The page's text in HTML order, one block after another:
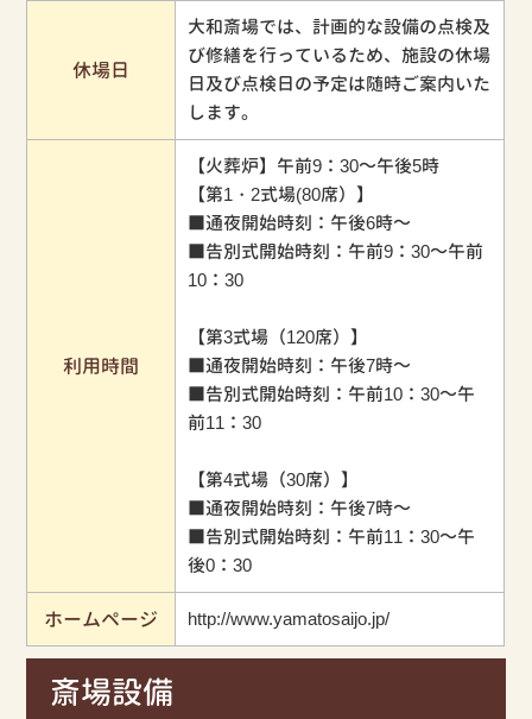
休場日
大和斎場では、計画的な設備の点検及
び修繕を行っているため、施設の休場
日及び点検日の予定は随時ご案内いた
します。
利用時間
【火葬炉】午前9：30～午後5時
【第1・2式場(80席）】
■通夜開始時刻：午後6時～
■告別式開始時刻：午前9：30～午前
10：30
【第3式場（120席）】
■通夜開始時刻：午後7時～
■告別式開始時刻：午前10：30～午
前11：30
【第4式場（30席）】
■通夜開始時刻：午後7時～
■告別式開始時刻：午前11：30～午
後0：30
ホームページ http://www.yamatosaijo.jp/
斎場設備